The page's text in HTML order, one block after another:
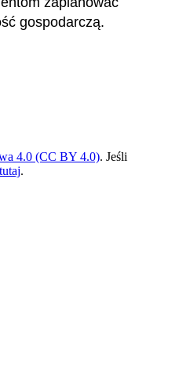
gospodarczą.
4.0 (CC BY 4.0). Jeśli
tutaj.